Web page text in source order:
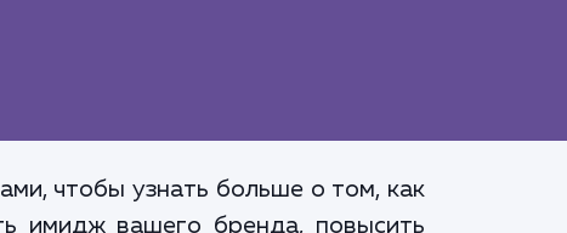
чтобы узнать больше о том, как
имидж вашего бренда, повысить